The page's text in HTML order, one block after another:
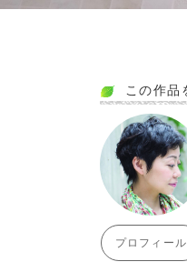
この作品
プロフィール